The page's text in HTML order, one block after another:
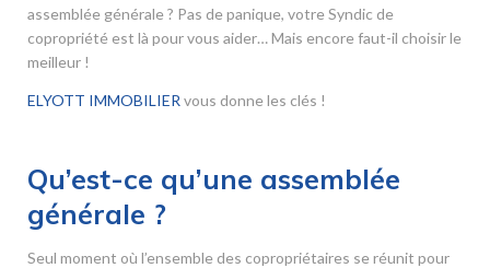
assemblée générale ? Pas de panique, votre Syndic de
copropriété est là pour vous aider… Mais encore faut-il choisir le
meilleur !
ELYOTT IMMOBILIER vous donne les clés !
Qu’est-ce qu’une assemblée
générale ?
Seul moment où l’ensemble des copropriétaires se réunit pour